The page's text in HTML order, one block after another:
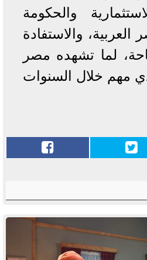
والحكومة
والاستفادة
لما تشهده مصر
مهم خلال السنوات